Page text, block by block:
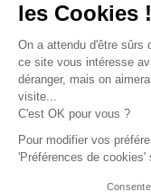
A propos de Phox
Services et
les Cookies !
On a attendu d'être sûrs
ce site vous intéresse
déranger, mais on
visite...
C'est OK pour vous ?
Pour modifier vos
'Préférences de cookies'